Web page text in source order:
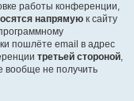
работы конференции,
напрямую к сайту
пошлёте email в адрес
третьей стороной,
вообще не получить